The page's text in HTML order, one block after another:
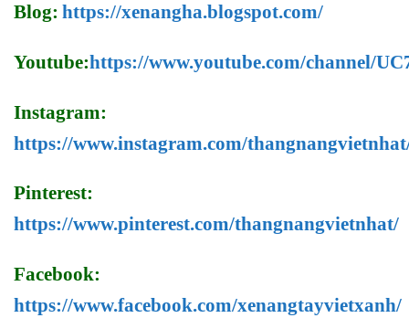
Blog: https://xenangha.blogspot.com/
Youtube:https://www.youtube.com/channel/
Instagram:
https://www.instagram.com/
Pinterest:
https://www.pinterest.com/thangnangvietnhat/
Facebook:
https://www.facebook.com/xenangtayvietxanh/